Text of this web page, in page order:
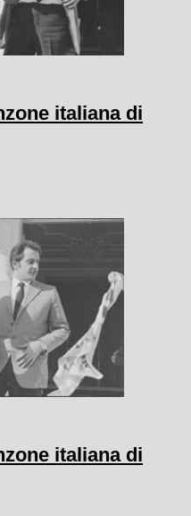
italiana di
italiana di